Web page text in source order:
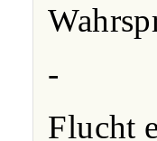
-
Flucht